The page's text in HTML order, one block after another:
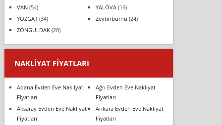
VAN(54) YALOVA(16)
YOZGAT(34) Zeytinburnu (24)
ZONGULDAK(28)
NAKLIYAT FIYATLARI
Adana Evden Eve Nakliyat
Fiyatları
Ağrı Evden Eve Nakliyat
Fiyatları
Aksaray Evden Eve Nakliyat
Fiyatları
Ankara Evden Eve Nakliyat
Fiyatları